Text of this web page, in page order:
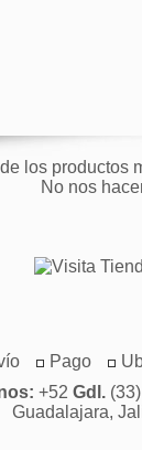
los productos
No nos
Pago
+52 Gdl.(33)
Guadalajara,